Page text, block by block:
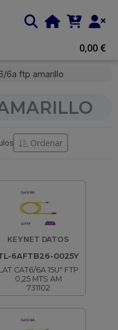
0,00 €
6a ftp amarillo
Ordenar
KEYNET DATOS
6AFTB26-0025Y
CAT6/6A 15U" FTP
0,25 MTS AM
731102